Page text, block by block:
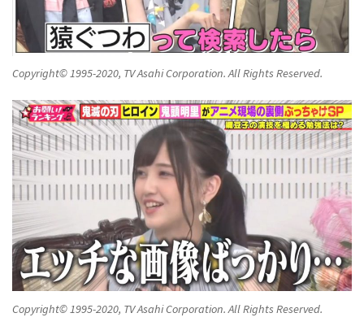
Copyright© 1995-2020, TV Asahi Corporation. All Rights Reserved.
Copyright© 1995-2020, TV Asahi Corporation. All Rights Reserved.